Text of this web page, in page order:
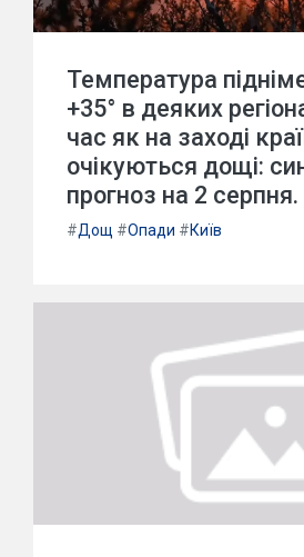
Температура
+35° в деяких
час як на заході
очікуються дощі:
прогноз на 2 серпня.
#Дощ #Опади #Київ